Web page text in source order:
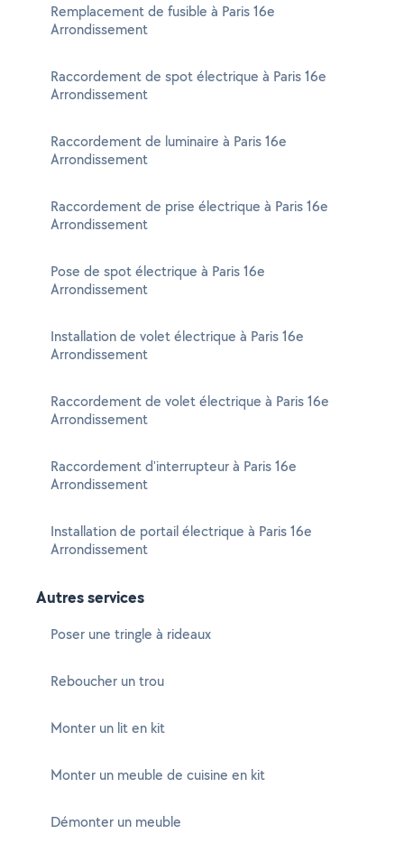
Remplacement de fusible à Paris 16e
Arrondissement
Raccordement de spot électrique à Paris 16e
Arrondissement
Raccordement de luminaire à Paris 16e
Arrondissement
Raccordement de prise électrique à Paris 16e
Arrondissement
Pose de spot électrique à Paris 16e
Arrondissement
Installation de volet électrique à Paris 16e
Arrondissement
Raccordement de volet électrique à Paris 16e
Arrondissement
Raccordement d'interrupteur à Paris 16e
Arrondissement
Installation de portail électrique à Paris 16e
Arrondissement
Autres services
Poser une tringle à rideaux
Reboucher un trou
Monter un lit en kit
Monter un meuble de cuisine en kit
Démonter un meuble